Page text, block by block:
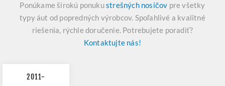
Ponúkame širokú ponuku strešných nosičov pre všetky
typy áut od popredných výrobcov. Spoľahlivé a kvalitné
riešenia, rýchle doručenie. Potrebujete poradiť?
Kontaktujte nás!
2011-